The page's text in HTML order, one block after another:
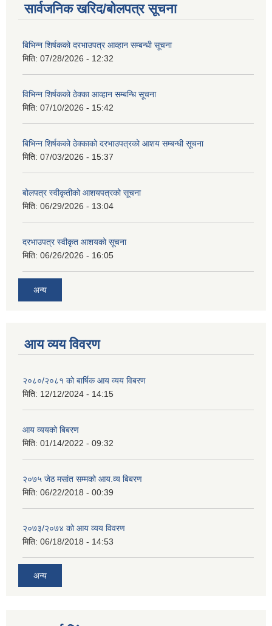
सार्वजनिक खरिद/बोलपत्र सूचना
बिभिन्‍न शिर्षकको दरभाउपत्र आव्हान सम्बन्धी सूचना
मिति: 07/28/2026 - 12:32
विभिन्न शिर्षकको ठेक्का आव्हान सम्बन्धि सूचना
मिति: 07/10/2026 - 15:42
बिभिन्‍न शिर्षकको ठेक्काको दरभाउपत्रको आशय सम्बन्धी सूचना
मिति: 07/03/2026 - 15:37
बोलपत्र स्वीकृतीको आशयपत्रको सूचना
मिति: 06/29/2026 - 13:04
दरभाउपत्र स्वीकृत आशयको सूचना
मिति: 06/26/2026 - 16:05
अन्य
आय व्यय विवरण
२०८०/२०८१ को बार्षिक आय व्यय विबरण
मिति: 12/12/2024 - 14:15
आय व्ययको बिबरण
मिति: 01/14/2022 - 09:32
२०७५ जेठ मसांत सम्मको आय.व्य बिबरण
मिति: 06/22/2018 - 00:39
२०७३/२०७४ को आय व्यय विवरण
मिति: 06/18/2018 - 14:53
अन्य